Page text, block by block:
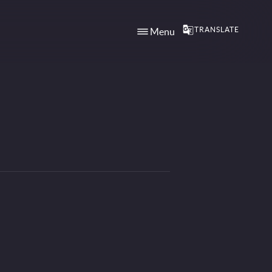
Menu TRANSLATE